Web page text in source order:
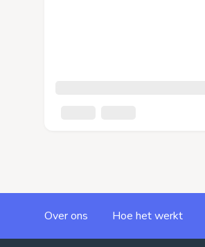
Over ons Hoe het werkt